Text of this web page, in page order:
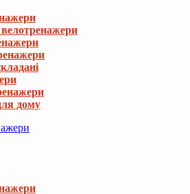
велотренажери
дому